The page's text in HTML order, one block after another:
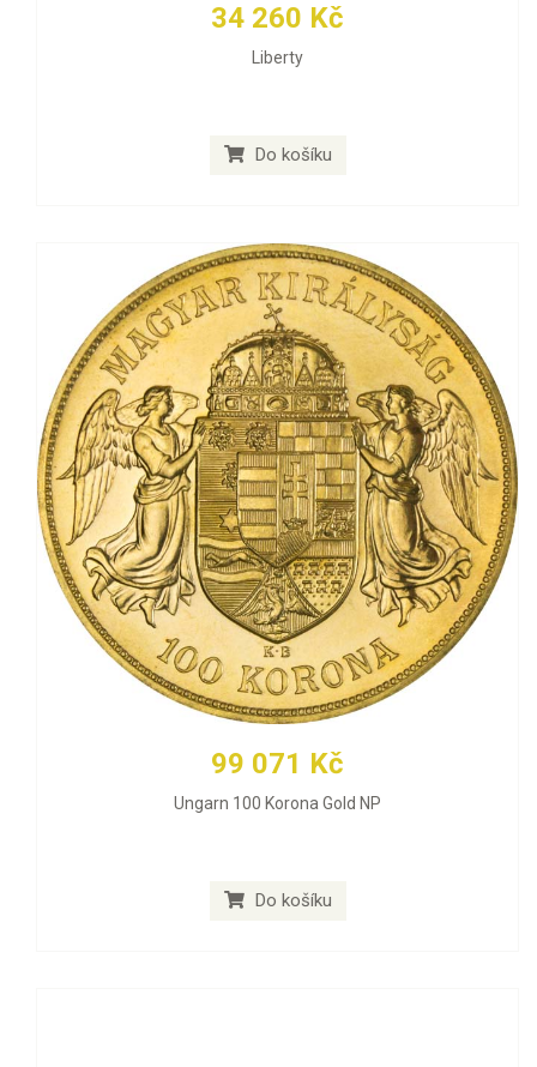
34 260 Kč
Liberty
Do košíku
99 071 Kč
Ungarn 100 Korona Gold NP
Do košíku